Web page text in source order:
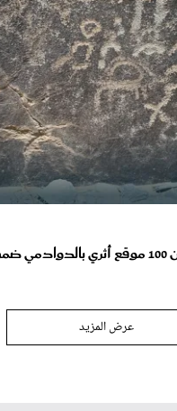
اكتشاف أكثر من 100 موقع أثري
عرض المزيد